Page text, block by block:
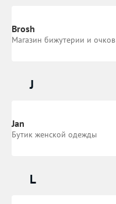
Brosh
Магазин бижутерии и очков
J
Jan
Бутик женской одежды
L